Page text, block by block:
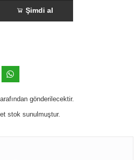
Şimdi al
gönderilecektir.
stok sunulmuştur.